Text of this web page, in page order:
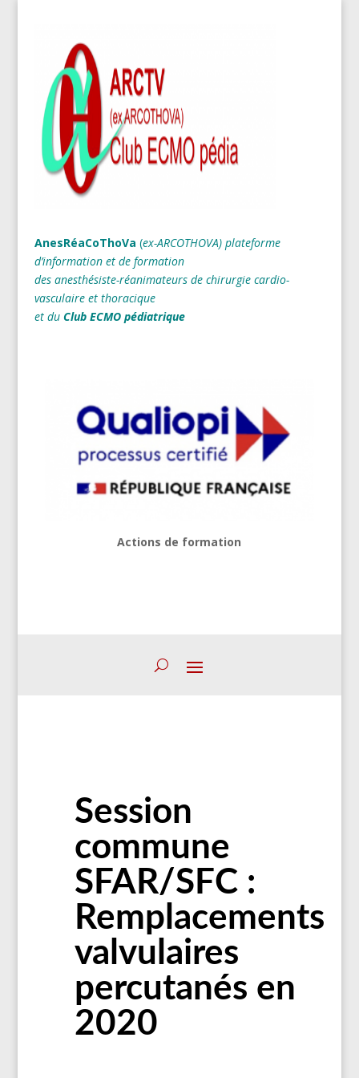
AnesRéaCoThoVa (ex-ARCOTHOVA) plateforme
d’information et de formation
des anesthésiste-réanimateurs de chirurgie cardio-
vasculaire et thoracique
et du Club ECMO pédiatrique
Actions de formation
Session
commune
SFAR/SFC :
Remplacements
valvulaires
percutanés en
2020